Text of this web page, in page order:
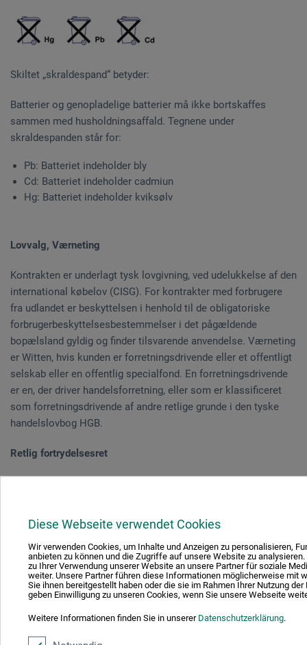
Diese Webseite verwendet Cookies
Wir verwenden Cookies, um Inhalte und Anzeigen zu personalisieren,
anbieten zu können und die Zugriffe auf unsere Website zu
zu Ihrer Verwendung unserer Website an unsere Partner für soziale
weiter. Unsere Partner führen diese Informationen möglicherweise mit
Sie ihnen bereitgestellt haben oder die sie im Rahmen Ihrer Nutzung
geben Einwilligung zu unseren Cookies, wenn Sie unsere Webseite
Weitere Informationen finden Sie in unserer Datenschutzerklärung.
Skiltet „skraldespand“ betyder:
Batterier og genopladelige batterier må ikke bortskaffes
sammen med husholdningsaffald. Tegnene under
skraldespanden står for:
Pb: Batteriet indeholder bly
Cd: Batteriet indeholder cadmiun
Hg: Batteriet indeholder kviksølv
Lovvalg, Værneting
Kontrakten er underlagt tysk lovgivning, ved udelukkelse af den
international købelov (CISG). For kontrakter med forbrugere
fra udlandet er beskyttelsen i henhold til de obligatoriske
forbrugerbeskyttelsesbestemmelser i det pågældende
bopælsland gyldig og finder tilsvarende anvendelse. Værneting
er Witten, hvis kunden er forretningsdrivende eller et offentligt
selskab eller en offentlig specialfond. En forretningsdrivende
er en, der driver handelsforretning, eller som er klassificeret
som forretningsdrivende af andre retlige grunde i den tyske
handelslovbog HGB.
Retlig fortrydelsesret
en fysisk person, der indgår en juridisk transaktion til formål,
som ikke kan tilskrives deres kommercielle eller selvstændige
virksomhed.
Fortrydelsesregler
Du har ret til at træde tilbage fra denne aftale inden for fjorten